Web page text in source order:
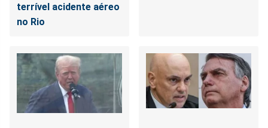
terrível acidente aéreo
no Rio